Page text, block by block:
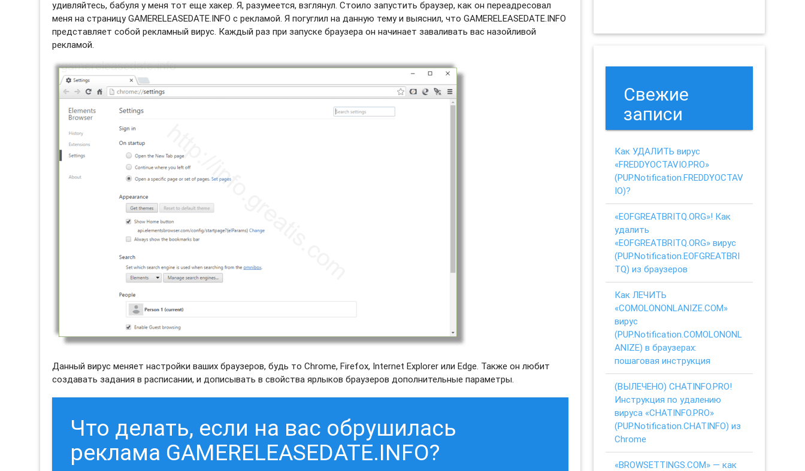
удивляйтесь, бабуля у меня тот еще хакер. Я, разумеется, взглянул. Стоило запустить браузер, как он переадресовал
меня на страницу GAMERELEASEDATE.INFO с рекламой. Я погуглил на данную тему и выяснил, что GAMERELEASEDATE.INFO
представляет собой рекламный вирус. Каждый раз при запуске браузера он начинает заваливать вас назойливой
рекламой.
Данный вирус меняет настройки ваших браузеров, будь то Chrome, Firefox, Internet Explorer или Edge. Также он любит
создавать задания в расписании, и дописывать в свойства ярлыков браузеров дополнительные параметры.
Что делать, если на вас обрушилась
реклама GAMERELEASEDATE.INFO?
Свежие
записи
Как УДАЛИТЬ вирус
«FREDDYOCTAVIO.PRO»
(PUP.Notification.FREDDYOCTAV
IO)?
«EOFGREATBRITQ.ORG»! Как
удалить
«EOFGREATBRITQ.ORG» вирус
(PUP.Notification.EOFGREATBRI
TQ) из браузеров
Как ЛЕЧИТЬ
«COMOLONONLANIZE.COM»
вирус
(PUP.Notification.COMOLONONL
ANIZE) в браузерах:
пошаговая инструкция
(ВЫЛЕЧЕНО) CHATINFO.PRO!
Инструкция по удалению
вируса «CHATINFO.PRO»
(PUP.Notification.CHATINFO) из
Chrome
«BROWSETTINGS.COM» — как